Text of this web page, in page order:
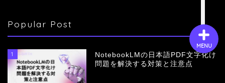
Popular Post
1
NotebookLMの日本語PDF文字化け
問題を解決する対策と注意点
MENU